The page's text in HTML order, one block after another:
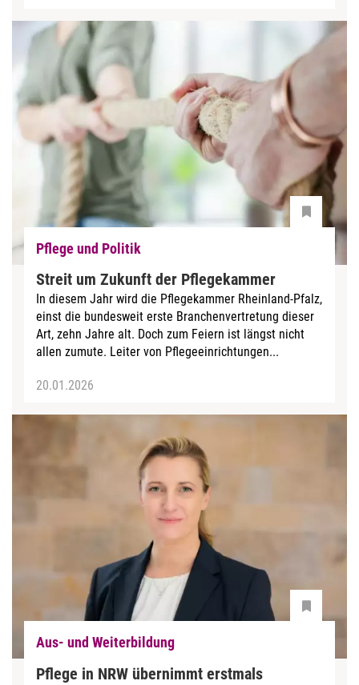
Pflege und Politik
Streit um Zukunft der Pflegekammer
In diesem Jahr wird die Pflegekammer Rheinland-Pfalz,
einst die bundesweit erste Branchenvertretung dieser
Art, zehn Jahre alt. Doch zum Feiern ist längst nicht
allen zumute. Leiter von Pflegeeinrichtungen...
20.01.2026
Aus- und Weiterbildung
Pflege in NRW übernimmt erstmals